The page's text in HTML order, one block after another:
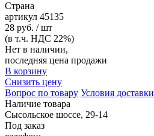
Страна
артикул 45135
28 руб. / шт
(в т.ч. НДС 22%)
Нет в наличии,
последняя цена продажи
В корзину
Снизить цену
Вопрос по товару Условия доставки
Наличие товара
Сысольское шоссе, 29-14
Под заказ